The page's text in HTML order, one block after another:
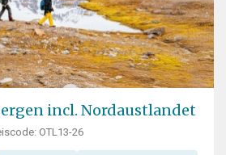
incl. Nordaustlandet
OTL13-26